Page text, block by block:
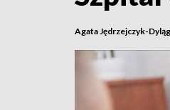
Agata Jędrzejczyk-Dyląg